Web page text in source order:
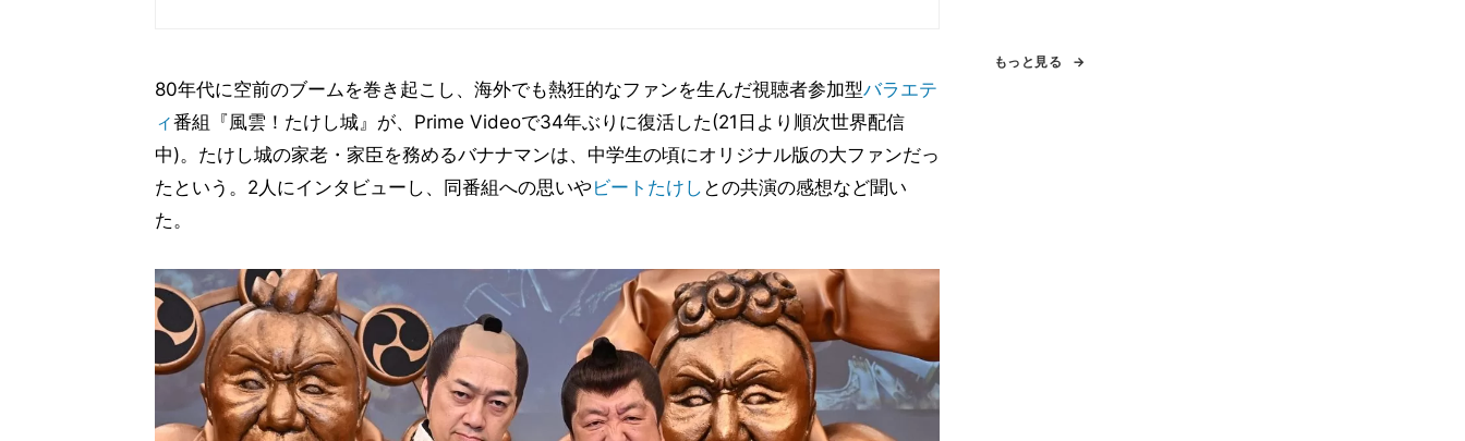
80年代に空前のブームを巻き起こし、海外でも熱狂的なファンを生んだ視聴者参加型バラエテ
ィ番組『風雲！たけし城』が、Prime Videoで34年ぶりに復活した(21日より順次世界配信
中)。たけし城の家老・家臣を務めるバナナマンは、中学生の頃にオリジナル版の大ファンだっ
たという。2人にインタビューし、同番組への思いやビートたけし との共演の感想など聞い
た。
もっと見る